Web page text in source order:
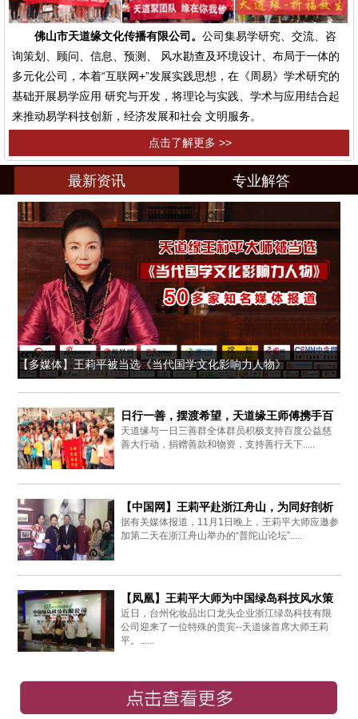
佛山市天道缘文化传播有限公司。 公司集易学研究、交流、咨
询策划、顾问、信息、预测、 风水勘查及环境设计、布局于一体的
多元化公司，本着“互联网+”发展实践思想，在《周易》学术研究的
基础开展易学应用 研究与开发，将理论与实践、学术与应用结合起
来推动易学科技创新，经济发展和社会 文明服务。
点击了解更多 >>
最新资讯 专业解答
【多媒体】王莉平被当选《当代国学文化影响力人物》
日行一善，摆渡希望，天道缘王师傅携手百
度爱心同行
天道缘与一日三善群全体群员积极支持百度公益慈
善大行动，捐赠善款和物资，支持善行天下.....
【中国网】王莉平赴浙江舟山，为同好剖析
周易思想
据有关媒体报道，11月1日晚上，王莉平大师应邀参
加第二天在浙江舟山举办的“普陀山论坛”.....
【凤凰】王莉平大师为中国绿岛科技风水策
划布局
近日，台州化妆品出口龙头企业浙江绿岛科技有限
公司迎来了一位特殊的贵宾--天道缘首席大师王莉
平。......